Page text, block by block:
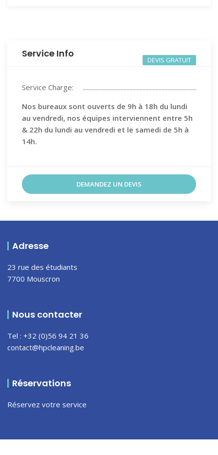
Service Info
DEVIS GRATUIT
Service Charge:
Nos bureaux sont ouverts de 9h à 18h du lundi
au vendredi, nos équipes interviennent entre 5h
& 22h du lundi au vendredi et le samedi de 5h à
14h.
DEMANDEZ UN DEVIS
Adresse
23 rue des étudiants
7700 Mouscron
Nous contacter
Tel : +32 (0)56 94 21 36
contact@hpcleaning.be
Réservations
Réservez votre service